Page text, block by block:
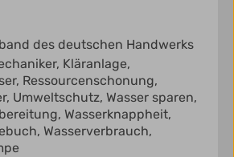
des deutschen Handwerks
Kläranlage,
Ressourcenschonung,
Umweltschutz, Wasser sparen,
Wasserknappheit,
Wasserverbrauch,